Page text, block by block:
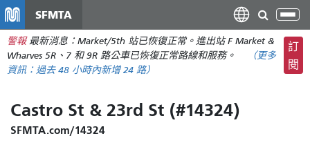
主
要
SFMTA
切
換
導
航
警報 最新消息：Market/5th 站已恢復正常。進出站 F Market &
Wharves 5R、7 和 9R 路公車已恢復正常路線和服務。
（更多
資訊： 過去 48 小時內新增 24 路）
訂
閱
Castro St & 23rd St (#14324)
SFMTA.com/14324